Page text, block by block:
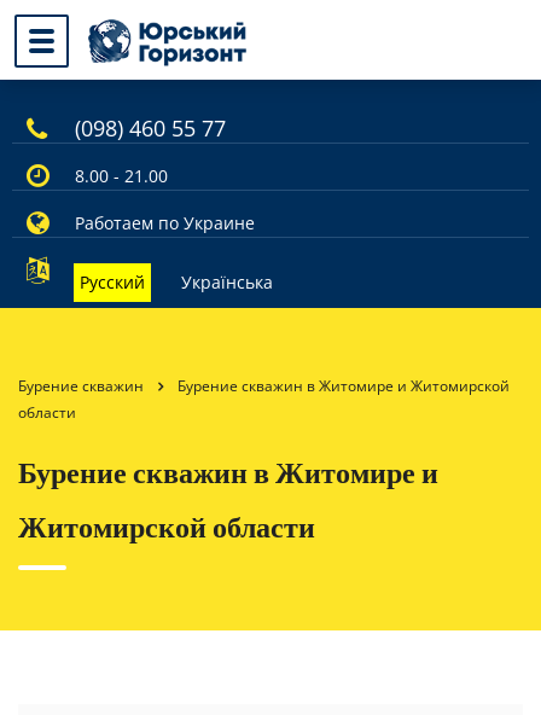
(098) 460 55 77
8.00 - 21.00
Работаем по Украине
Русский Українська
Бурение скважин
Бурение скважин в Житомире и Житомирской
области
Бурение скважин в Житомире и
Житомирской области